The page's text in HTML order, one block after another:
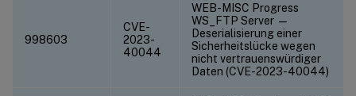
998603
CVE-
2023-
40044
WEB-MISC Progress
WS_FTP Server —
Deserialisierung einer
Sicherheitslücke wegen
nicht vertrauenswürdiger
Daten (CVE-2023-40044)